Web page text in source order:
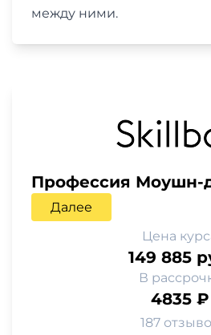
между ними.
Профессия Моушн-
Далее
Цена
149 885
В
4835 ₽
187